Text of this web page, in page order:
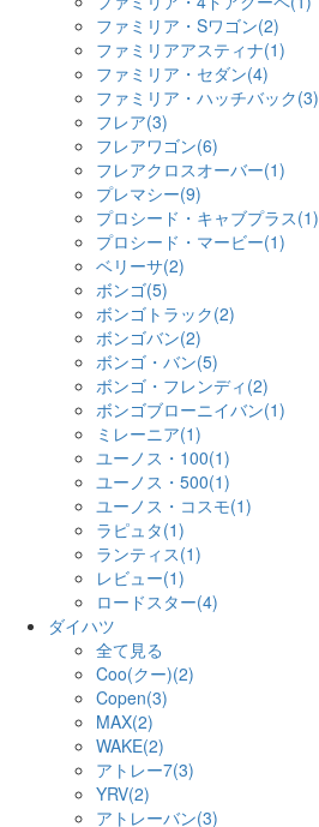
ファミリア・Sワゴン(2)
ファミリアアスティナ(1)
ファミリア・セダン(4)
ファミリア・ハッチバック(3)
フレア(3)
フレアワゴン(6)
フレアクロスオーバー(1)
プレマシー(9)
プロシード・キャブプラス(1)
プロシード・マービー(1)
ベリーサ(2)
ボンゴ(5)
ボンゴトラック(2)
ボンゴバン(2)
ボンゴ・バン(5)
ボンゴ・フレンディ(2)
ボンゴブローニイバン(1)
ミレーニア(1)
ユーノス・100(1)
ユーノス・500(1)
ユーノス・コスモ(1)
ラピュタ(1)
ランティス(1)
レビュー(1)
ロードスター(4)
ダイハツ
全て見る
Coo(クー)(2)
Copen(3)
MAX(2)
WAKE(2)
アトレー7(3)
YRV(2)
アトレーバン(3)